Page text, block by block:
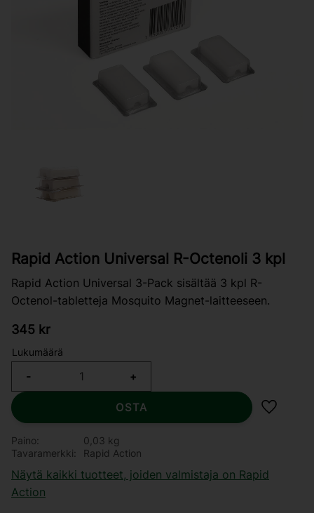
Rapid Action Universal R-Octenoli 3 kpl
Rapid Action Universal 3-Pack sisältää 3 kpl R-
Octenol-tabletteja Mosquito Magnet-laitteeseen.
345 kr
Lukumäärä
+
-
OSTA
Lisää
Paino
0,03 kg
Tavaramerkki
Rapid Action
Näytä kaikki tuotteet, joiden valmistaja on Rapid
Action